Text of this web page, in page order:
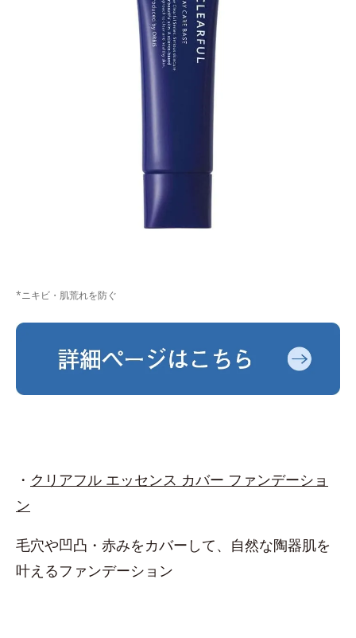
*ニキビ・肌荒れを防ぐ
・ クリアフル エッセンス カバー ファンデーショ
ン
毛穴や凹凸・赤みをカバーして、自然な陶器肌を
叶えるファンデーション